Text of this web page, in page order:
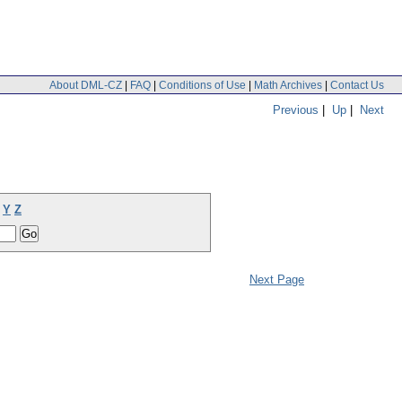
About DML-CZ | FAQ | Conditions of Use | Math Archives | Contact Us
Previous | Up | Next
Y Z
Next Page